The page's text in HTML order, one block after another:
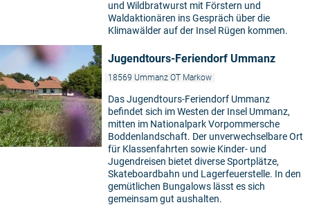
und Wildbratwurst mit Förstern und
Waldaktionären ins Gespräch über die
Klimawälder auf der Insel Rügen kommen.
Jugendtours-Feriendorf Ummanz
18569 Ummanz OT Markow
Das Jugendtours-Feriendorf Ummanz
befindet sich im Westen der Insel Ummanz,
mitten im Nationalpark Vorpommersche
Boddenlandschaft. Der unverwechselbare Ort
für Klassenfahrten sowie Kinder- und
Jugendreisen bietet diverse Sportplätze,
Skateboardbahn und Lagerfeuerstelle. In den
gemütlichen Bungalows lässt es sich
gemeinsam gut aushalten.